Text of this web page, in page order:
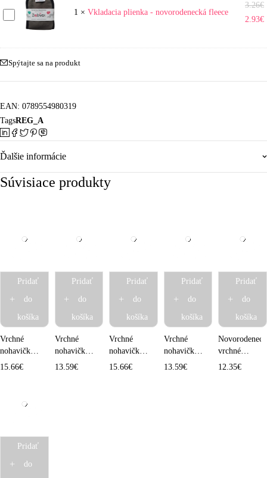
Vkladacia
plienka
novorodenecká
fleece
1 ×Vkladacia plienka - novorodenecká fleece
3.26€
2.93€
Spýtajte sa na produkt
EAN: 0789554980319
TagsREG_A
Ďalšie informácie
Súvisiace produkty
Pridať
do
košíka
Vrchné
nohavičky
XL patentky
15.66€
Pridať
do
košíka
Vrchné
nohavičky
suchý zips -
13.59€
Pridať
do
košíka
Vrchné
nohavičky
XL patentky
15.66€
Pridať
do
košíka
Vrchné
nohavičky
patentky -
13.59€
Pridať
do
košíka
vrchné
nohavičky
12.35€
Pridať
do